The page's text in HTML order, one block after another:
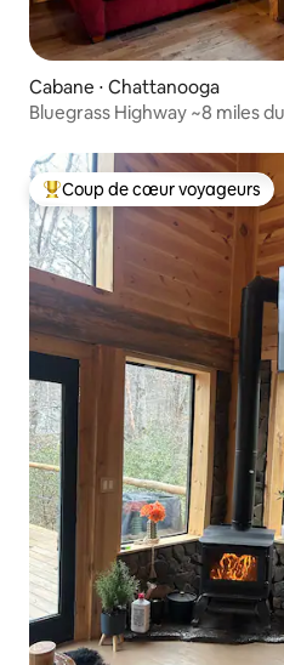
Cabane ⋅ Chattanooga
Bluegrass Highway ~8 miles
Coups de cœur voyageurs les
Coup de cœur voyageurs